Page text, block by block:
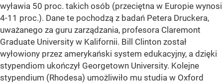
wyławia 50 proc. takich osób (przeciętna w Europie wynosi
4-11 proc.). Dane te pochodzą z badań Petera Druckera,
uważanego za guru zarządzania, profesora Claremont
Graduate University w Kalifornii. Bill Clinton został
wyłowiony przez amerykański system edukacyjny, a dzięki
stypendiom ukończył Georgetown University. Kolejne
stypendium (Rhodesa) umożliwiło mu studia w Oxford